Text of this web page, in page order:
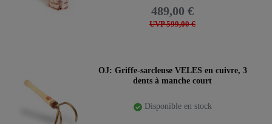
UVP 599,00 €
489,00 €
OJ: Griffe-sarcleuse VELES en cuivre, 3
dents à manche court
Disponible en stock